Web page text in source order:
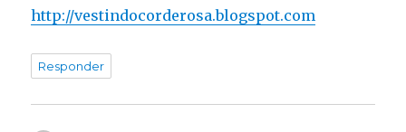
http://vestindocorderosa.blogspot.com
Responder